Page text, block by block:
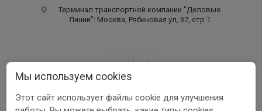
Терминал транспортной компании "Деловые
Линии": Москва, Рябиновая ул, 37, стр 1
ООО ПФ «РУССКИЙ ИНСТРУМЕНТ» ИНН 3123401255
Мы используем cookies
Этот сайт использует файлы cookie для улучшения